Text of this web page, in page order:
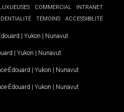
COMMERCIAL
INTRANET
TÉMOINS ACCESSIBILITÉ
Yukon Nunavut.
Yukon Nunavut.
Édouard Yukon Nunavut
Édouard Yukon Nunavut